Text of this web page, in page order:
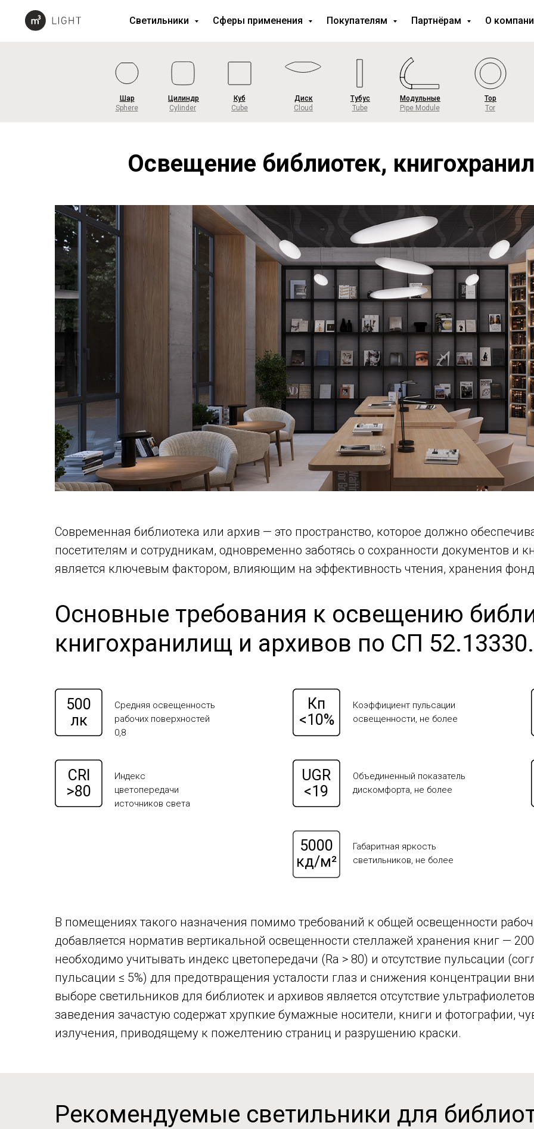
Светильники Сферы применения Покупателям Партнёрам О
Cloud Tor
Cylinder
Sphere
Шар
Pipe Module
Cube
Цилиндр Куб Диск Тубус Тор
Модульные
Tube
Освещение библиотек,
Современная библиотека или архив — это пространство, которое должно
посетителям и сотрудникам, одновременно заботясь о сохранности документов и
является ключевым фактором, влияющим на эффективность чтения, хранения
Основные требования к освещению
книгохранилищ и архивов по СП
Кп
<10%
Коэффициент пульсации
освещенности, не более
UGR
<19
Объединенный показатель
дискомфорта, не более
Габаритная яркость
светильников, не более
5000
кд/м²
CRI
>80
Индекс
цветопередачи
источников света
500
лк
Средняя освещенность
рабочих поверхностей
0,8
В помещениях такого назначения помимо требований к общей освещенности
добавляется норматив вертикальной освещенности стеллажей хранения книг —
необходимо учитывать индекс цветопередачи (Ra > 80) и отсутствие пульсации
пульсации ≤ 5%) для предотвращения усталости глаз и снижения концентрации
выборе светильников для библиотек и архивов является отсутствие
заведения зачастую содержат хрупкие бумажные носители, книги и фотографии,
излучения, приводящему к пожелтению страниц и разрушению краски.
Рекомендуемые светильники для